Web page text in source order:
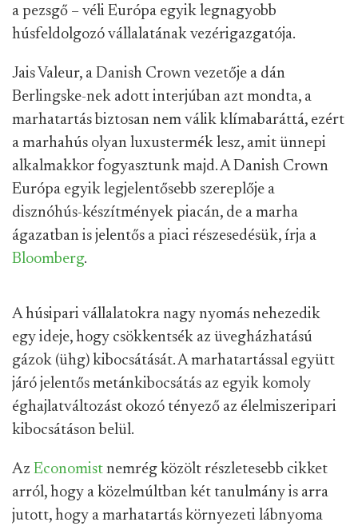
a pezsgő – véli Európa egyik legnagyobb
húsfeldolgozó vállalatának vezérigazgatója.
Jais Valeur, a Danish Crown vezetője a dán
Berlingske-nek adott interjúban azt mondta, a
marhatartás biztosan nem válik klímabaráttá, ezért
a marhahús olyan luxustermék lesz, amit ünnepi
alkalmakkor fogyasztunk majd. A Danish Crown
Európa egyik legjelentősebb szereplője a
disznóhús-készítmények piacán, de a marha
ágazatban is jelentős a piaci részesedésük, írja a
Bloomberg.
A húsipari vállalatokra nagy nyomás nehezedik
egy ideje, hogy csökkentsék az üvegházhatású
gázok (ühg) kibocsátását. A marhatartással együtt
járó jelentős metánkibocsátás az egyik komoly
éghajlatváltozást okozó tényező az élelmiszeripari
kibocsátáson belül.
Az Economist nemrég közölt részletesebb cikket
arról, hogy a közelmúltban két tanulmány is arra
jutott, hogy a marhatartás környezeti lábnyoma